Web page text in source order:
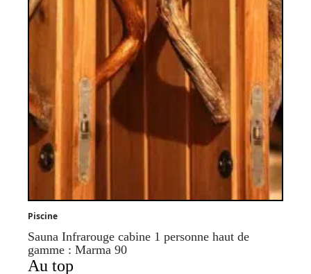
Piscine
Sauna Infrarouge cabine 1 personne haut de
gamme : Marma 90
Au top